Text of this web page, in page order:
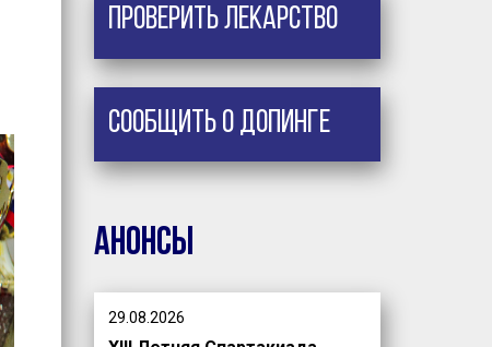
Проверить лекарство
Сообщить о допинге
Анонсы
29.08.2026